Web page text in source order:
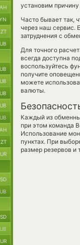
установим
Часто бывает так,
через наш сервис.
затруднения с
Для точного
всегда доступна
воспользуйтесь
получите
можете
валюты.
Каждый из
при этом команда
Использование
пунктах. При
размер резервов и